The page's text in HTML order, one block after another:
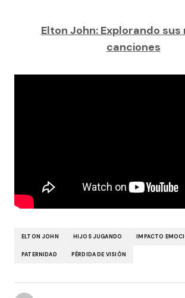
Elton John: Explorando sus
canciones
ELTON JOHN HIJOS JUGANDO IMPACTO
PATERNIDAD PÉRDIDA DE VISIÓN